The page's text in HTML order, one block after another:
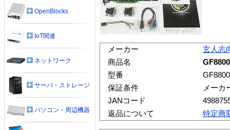
メーカー
玄人志
商品名
型番
保証条件
メーカ
JANコード
返品について
特定商
OpenBlocks
IoT関連
ネットワーク
サーバ・ストレージ
パソコン・周辺機器